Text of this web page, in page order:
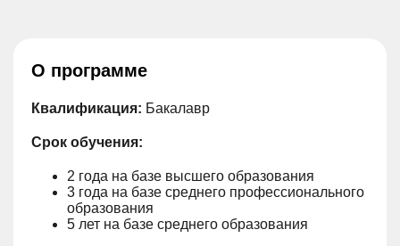
О программе
Квалификация: Бакалавр
Срок обучения:
2 года на базе высшего образования
3 года на базе среднего профессионального
образования
5 лет на базе среднего образования